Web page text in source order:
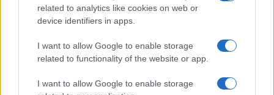
related to analytics like cookies on web or
device identifiers in apps.
I want to allow Google to enable storage
related to functionality of the website or app.
I want to allow Google to enable storage
τους μετά τις καταλήψεις στο πλαίσιο της άσκησης των
Η εισαγγελική έρευνα που τώρα ξεκινά, στρέφεται προς
κάθε κατεύθυνση και υπό διερεύνηση είναι η τυχόν
διάπραξη αυτεπαγγέλτως διωκομένων πράξεων όπως